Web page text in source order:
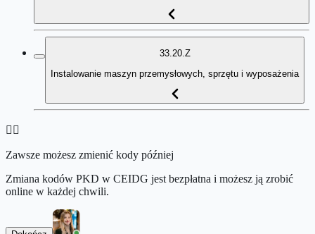
33.20.Z
Instalowanie maszyn przemysłowych, sprzętu i wyposażenia
👉🏻
Zawsze możesz zmienić kody później
Zmiana kodów PKD w CEIDG jest bezpłatna i możesz ją zrobić
online w każdej chwili.